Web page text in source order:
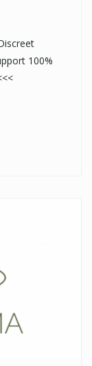
100%